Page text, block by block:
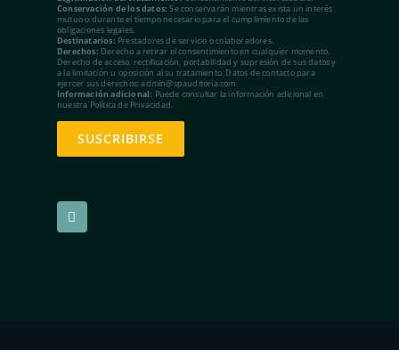
Conservación de los datos: Se conservarán mientras exista un interés
mutuo o durante el tiempo necesario para el cumplimiento de las
obligaciones legales.
Destinatarios: Prestadores de servicio o colaboradores.
Derechos: Derecho a retirar el consentimiento en cualquier momento.
Derecho de acceso, rectificación, portabilidad y supresión de sus datos y
a la limitación u oposición al su tratamiento. Datos de contacto para
ejercer sus derechos: admin@spauditoria.com
Información adicional: Puede consultar la información adicional en
nuestra Política de Privacidad.